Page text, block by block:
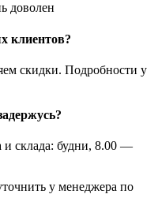
доволен
клиентов?
скидки. Подробности у
и склада: будни, 8.00 —
у менеджера по